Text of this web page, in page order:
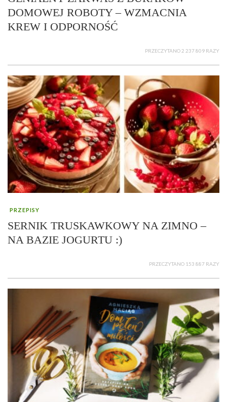
DOMOWEJ ROBOTY – WZMACNIA
KREW I ODPORNOŚĆ
PRZECZYTANO 2 237 809 RAZY
PRZEPISY
SERNIK TRUSKAWKOWY NA ZIMNO –
NA BAZIE JOGURTU :)
PRZECZYTANO 153 887 RAZY